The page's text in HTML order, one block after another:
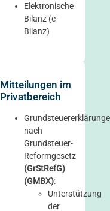
Elektronische
Bilanz (e-
Bilanz)
Mitteilungen im
Privatbereich
nach
Grundsteuer-
Reformgesetz
(GrStRefG)
(GMBX):
Unterstützung
der